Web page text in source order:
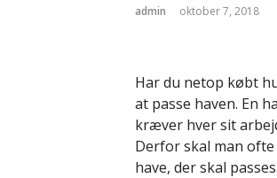
admin oktober 7, 2018
Har du netop købt
at passe haven. En
kræver hver sit
Derfor skal man
have, der skal